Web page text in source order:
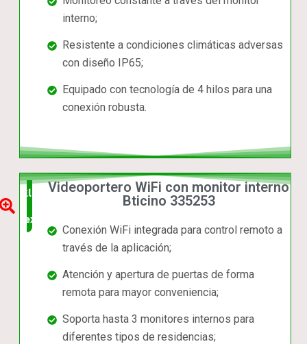
interno;
Resistente a condiciones climáticas adversas
con diseño IP65;
Equipado con tecnología de 4 hilos para una
conexión robusta.
Elección
experta
Videoportero WiFi con monitor interno
Bticino 335253
Conexión WiFi integrada para control remoto a
través de la aplicación;
Atención y apertura de puertas de forma
remota para mayor conveniencia;
Soporta hasta 3 monitores internos para
diferentes tipos de residencias;